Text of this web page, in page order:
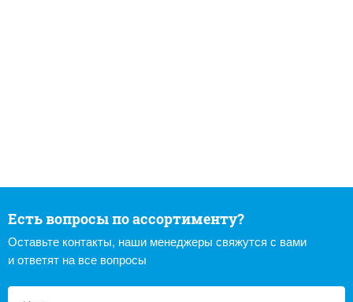
Есть вопросы по ассортименту?
Оставьте контакты, наши менеджеры свяжутся с вами
и ответят на все вопросы